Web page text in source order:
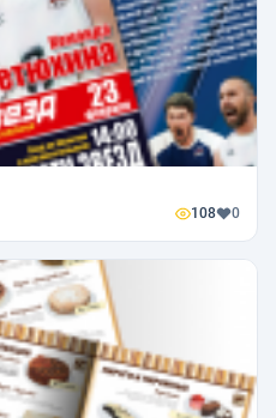
108 0